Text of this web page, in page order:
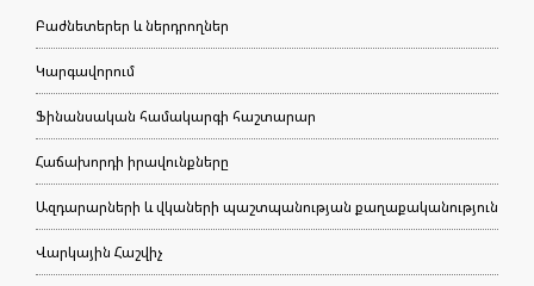
Բաժնետերեր և ներդրողներ
Կարգավորում
Ֆինանսական համակարգի հաշտարար
Հաճախորդի իրավունքները
Ազդարարների և վկաների պաշտպանության քաղաքականություն
Վարկային Հաշվիչ